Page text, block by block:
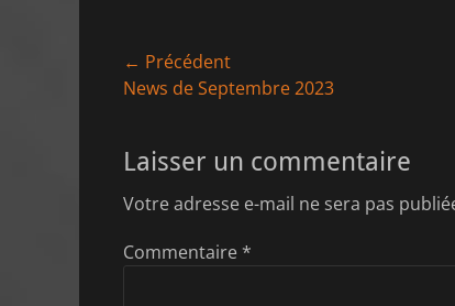
Navigation
de
l’article
← Précédent
Article
News de Septembre 2023
Laisser un commentaire
Votre adresse e-mail ne sera pas
Commentaire *